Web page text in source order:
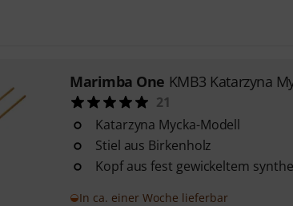
Marimba One KMB3 Katarzyna
21
Katarzyna Mycka-Modell
Stiel aus Birkenholz
Kopf aus fest gewickeltem
In ca. einer Woche lieferbar